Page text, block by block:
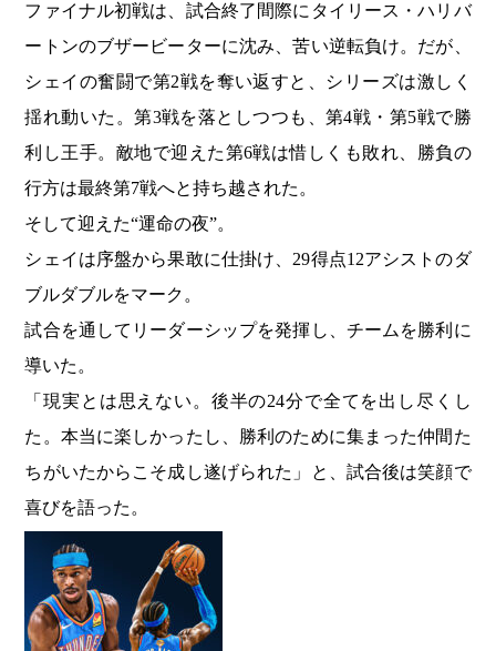
ファイナル初戦は、試合終了間際にタイリース・ハリバ
ートンのブザービーターに沈み、苦い逆転負け。だが、
シェイの奮闘で第2戦を奪い返すと、シリーズは激しく
揺れ動いた。第3戦を落としつつも、第4戦・第5戦で勝
利し王手。敵地で迎えた第6戦は惜しくも敗れ、勝負の
行方は最終第7戦へと持ち越された。
そして迎えた“運命の夜”。
シェイは序盤から果敢に仕掛け、29得点12アシストのダ
ブルダブルをマーク。
試合を通してリーダーシップを発揮し、チームを勝利に
導いた。
「現実とは思えない。後半の24分で全てを出し尽くし
た。本当に楽しかったし、勝利のために集まった仲間た
ちがいたからこそ成し遂げられた」と、試合後は笑顔で
喜びを語った。